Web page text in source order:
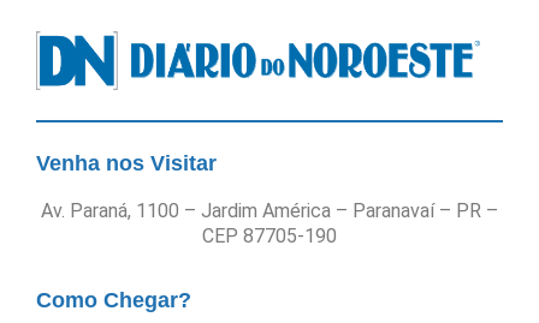
Venha nos Visitar
Av. Paraná, 1100 – Jardim América – Paranavaí – PR –
CEP 87705-190
Como Chegar?